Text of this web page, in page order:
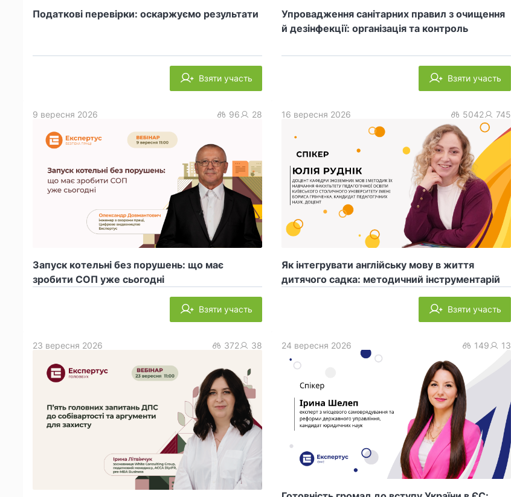
Податкові перевірки: оскаржуємо результати
Взяти участь
Упровадження санітарних правил з очищення
й дезінфекції: організація та контроль
Взяти участь
Запуск котельні без порушень: що має
зробити СОП уже сьогодні
9 вересня 2026 96 28
Взяти участь
Як інтегрувати англійську мову в життя
дитячого садка: методичний інструментарій
16 вересня 2026 5042 745
Взяти участь
23 вересня 2026 372 38 24 вересня 2026 149 13